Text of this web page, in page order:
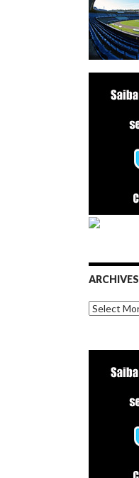
ARCHIVES
Archives